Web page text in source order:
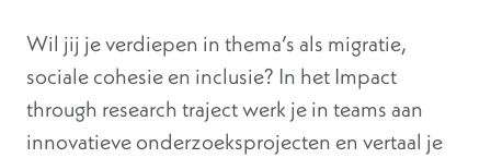
Wil jij je verdiepen in thema’s als migratie,
sociale cohesie en inclusie? In het Impact
through research traject werk je in teams aan
innovatieve onderzoeksprojecten en vertaal je